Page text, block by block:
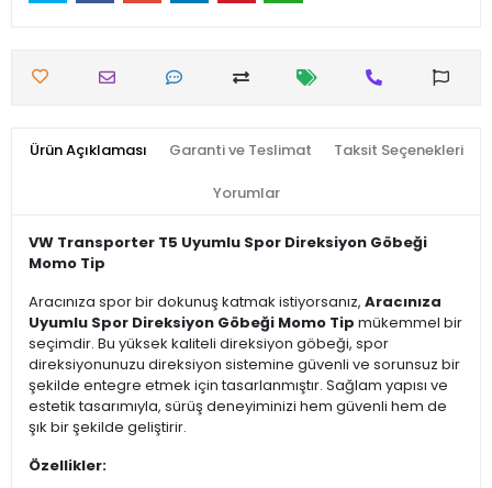
Ürün Açıklaması Garanti ve Teslimat Taksit Seçenekleri
Yorumlar
VW Transporter T5 Uyumlu Spor Direksiyon Göbeği
Momo Tip
Aracınıza spor bir dokunuş katmak istiyorsanız, Aracınıza
Uyumlu Spor Direksiyon Göbeği Momo Tip mükemmel bir
seçimdir. Bu yüksek kaliteli direksiyon göbeği, spor
direksiyonunuzu direksiyon sistemine güvenli ve sorunsuz bir
şekilde entegre etmek için tasarlanmıştır. Sağlam yapısı ve
estetik tasarımıyla, sürüş deneyiminizi hem güvenli hem de
şık bir şekilde geliştirir.
Özellikler: